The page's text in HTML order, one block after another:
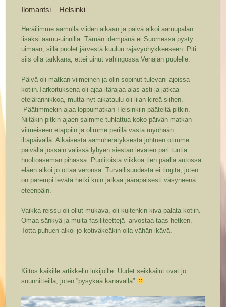
Ilomantsi – Helsinki
Heräilimme aamulla viiden aikaan ja päivä alkoi aamupalan
lisäksi aamu-uinnilla. Tämän idempänä ei Suomessa pysty
uimaan, sillä puolet järvestä kuuluu rajavyöhykkeeseen. Piti
siis olla tarkkana, ettei uinut vahingossa Venäjän puolelle.
Päivä oli matkan viimeinen ja olin sopinut tulevani ajoissa
kotiin.Tarkoituksena oli ajaa itärajaa alas asti ja jatkaa
etelärannikkoa, mutta nyt aikataulu oli liian kireä siihen.
Päätimmekin ajaa loppumatkan Helsinkiin pääteitä pitkin.
Niitäkin pitkin ajaen saimme tuhlattua koko päivän matkan
viimeiseen etappiin ja olimme perillä vasta myöhään
iltapäivällä. Aikaisesta aamuherätyksestä johtuen otimme
päivällä jossain välissä lyhyen siestan leväten pari tuntia
huoltoaseman pihassa. Puolitoista viikkoa tien päällä autossa
eläen alkoi jo ottaa veronsa. Turvallisuudesta ei tingitä, joten
on parempi levätä hetki kuin jatkaa jääräpäisesti väsyneenä
eteenpäin.
Vaikka reissu oli ollut mukava, oli kuitenkin kiva palata kotiin.
Omaa sänkyä ja muita fasiliteettejä arvostaa taas hetken.
Totta puhuen alkoi jo kotiväkeäkin olla vähän ikävä.
Kiitos kaikille artikkelin lukijoille. Uudet seikkailut ovat jo
suunnitteilla, joten ”pysykää kanavalla”